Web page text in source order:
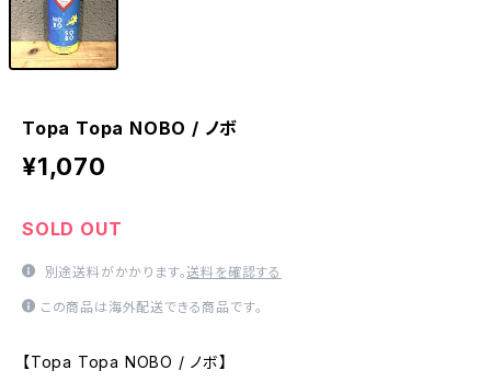
Topa Topa NOBO / ノボ
¥1,070
SOLD OUT
別途送料がかかります。送料を確認する
この商品は海外配送できる商品です。
【Topa Topa NOBO / ノボ】